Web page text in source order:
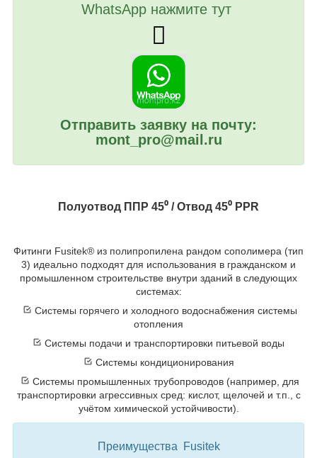
WhatsApp нажмите тут
Отправить заявку на почту:
mont_pro@mail.ru
Полуотвод ППР 45⁰ / Отвод 45⁰ PPR
Фитинги Fusitek® из полипропилена рандом сополимера (тип
3) идеально подходят для использования в гражданском и
промышленном строительстве внутри зданий в следующих
системах:
Системы горячего и холодного водоснабжения системы
отопления
Системы подачи и транспортировки питьевой воды
Системы кондиционирования
Системы промышленных трубопроводов (например, для
транспортировки агрессивных сред: кислот, щелочей и т.п., с
учётом химической устойчивости).
Преимущества Fusitek